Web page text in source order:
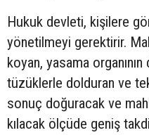
Hukuk devleti, kişilere
yönetilmeyi gerektirir.
koyan, yasama
tüzüklerle dolduran ve
sonuç doğuracak ve
kılacak ölçüde geniş